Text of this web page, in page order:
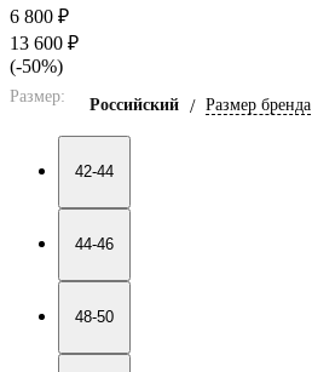
6 800 ₽
13 600 ₽
(-50%)
Размер: Российский / Размер бренда
42-44
44-46
48-50